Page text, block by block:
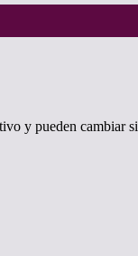
y pueden cambiar